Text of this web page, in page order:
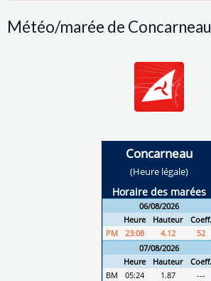
Météo/marée de Concarneau